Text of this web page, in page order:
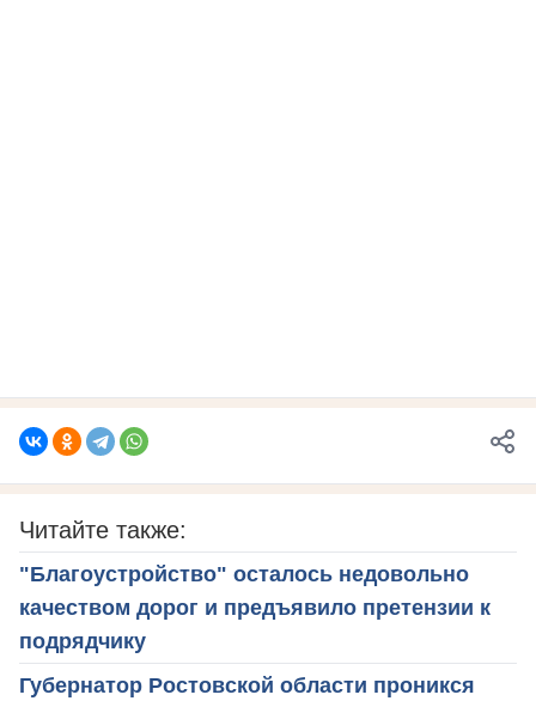
Читайте также:
"Благоустройство" осталось недовольно
качеством дорог и предъявило претензии к
подрядчику
Губернатор Ростовской области проникся